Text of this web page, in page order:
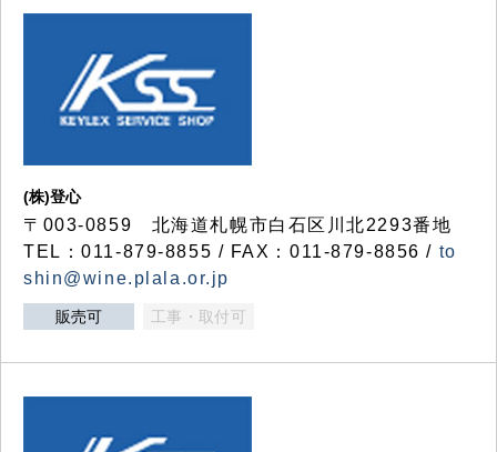
(株)登心
〒003-0859 北海道札幌市白石区川北2293番地
TEL：011-879-8855 / FAX：011-879-8856 / to
shin@wine.plala.or.jp
販売可 工事・取付可